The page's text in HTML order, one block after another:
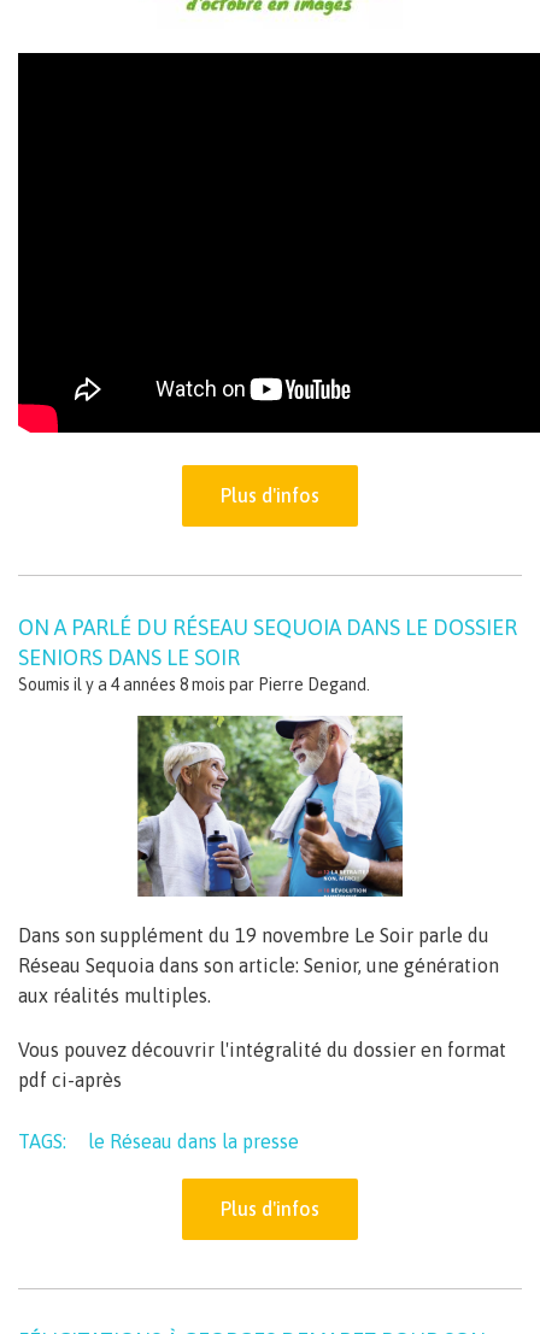
Plus d'infos
ON A PARLÉ DU RÉSEAU SEQUOIA DANS LE DOSSIER
SENIORS DANS LE SOIR
Soumis il y a 4 années 8 mois par Pierre Degand
Dans son supplément du 19 novembre Le Soir parle du
Réseau Sequoia dans son article: Senior, une génération
aux réalités multiples.
Vous pouvez découvrir l'intégralité du dossier en format
pdf ci-après
TAGS: le Réseau dans la presse
Plus d'infos